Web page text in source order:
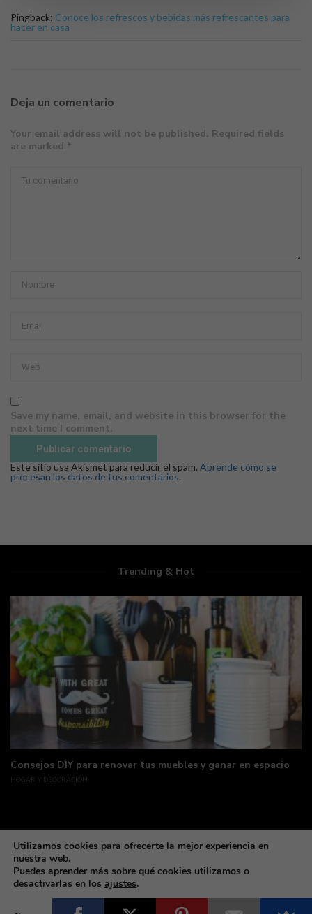
Pingback: Conoce los refrescos y bebidas más refrescantes para
hacer en casa
Deja un comentario
Your email address will not be published. Required fields
are marked *
Save my name, email, and website in this browser for the
next time I comment.
Este sitio usa Akismet para reducir el spam. Aprende cómo se
procesan los datos de tus comentarios.
Trending & Hot
Consejos DIY para renovar tus muebles y ganar en espacio
HOGAR Y DECORACIÓN
Made with coffee & love by deLunaSoft ©All rights reservd.
Utilizamos cookies para ofrecerte la mejor experiencia en
nuestra web.
Puedes aprender más sobre qué cookies utilizamos o
desactivarlas en los ajustes.
Rechazar Ajustes